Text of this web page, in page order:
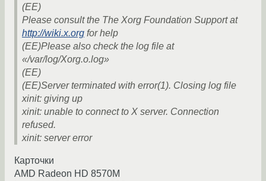
(EE)
Please consult the The Xorg Foundation Support at
http://wiki.x.org for help
(EE)Please also check the log file at
«/var/log/Xorg.o.log»
(EE)
(EE)Server terminated with error(1). Closing log file
xinit: giving up
xinit: unable to connect to X server. Connection
refused.
xinit: server error
Карточки
AMD Radeon HD 8570M